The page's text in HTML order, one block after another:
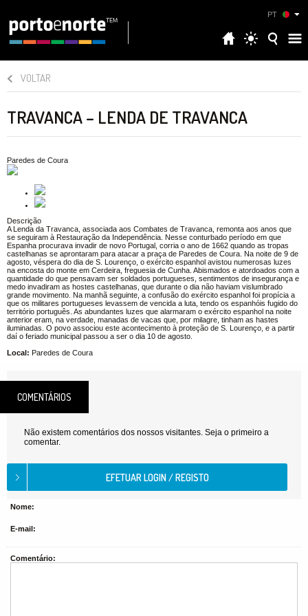
PT
VOLTAR
TRAVANCA – LENDA DE TRAVANCA
Paredes de Coura
Descrição
A Lenda da Travanca, associada aos Combates de Travanca, remonta aos anos que
se seguiram à Restauração da Independência. Nesse conturbado período em que
Espanha procurava invadir de novo Portugal, corria o ano de 1662 quando as tropas
castelhanas se aprontaram para atacar a praça de Paredes de Coura. Na noite de 9 de
agosto, véspera do dia de S. Lourenço, o exército espanhol avistou numerosas luzes
na encosta do monte em Cerdeira, freguesia de Cunha. Abismados e atordoados com a
quantidade do que pensavam ser soldados portugueses, sentimentos de insegurança e
medo invadiram as hostes castelhanas, que durante o dia não haviam vislumbrado
grande movimento. Na manhã seguinte, a confusão do exército espanhol foi propícia a
que os militares portugueses levassem de vencida a luta, tendo os espanhóis fugido do
território português. As abundantes luzes que alarmaram o exército espanhol na noite
anterior eram, na verdade, manadas de vacas que, por milagre, tinham as hastes
iluminadas. O povo associou este acontecimento à proteção de S. Lourenço, e a partir
daí o feriado municipal passou a ser o dia 10 de agosto.
Local: Paredes de Coura
COMENTÁRIOS
Não existem comentários dos nossos visitantes. Seja o primeiro a
comentar.
Nome:
E-mail:
Comentário: